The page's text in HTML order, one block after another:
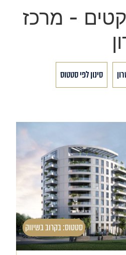
- מרכז
סינון לפי סטטוס
סטטוס: בקרוב בשיווק